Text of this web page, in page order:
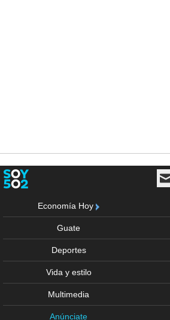
Economía Hoy
Guate
Deportes
Vida y estilo
Multimedia
Anúnciate